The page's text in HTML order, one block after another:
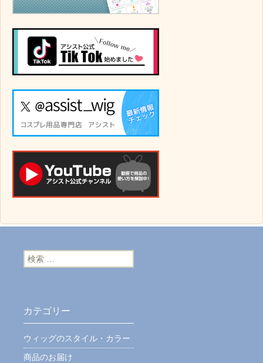
検索:
カテゴリー
ウィッグのスタイル・カラー
商品のお届け